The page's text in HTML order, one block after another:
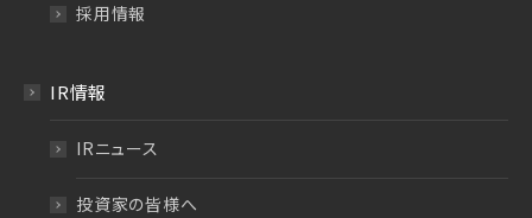
採用情報
IR情報
IRニュース
投資家の皆様へ